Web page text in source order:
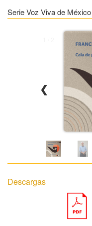
Serie Voz Viva de México
❮
Descargas